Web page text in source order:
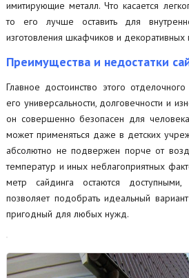
имитирующие металл. Что касается
то его лучше оставить для
изготовления шкафчиков и декоративных
Преимущества и недостатки
Главное достоинство этого
его универсальности, долговечности и
он совершенно безопасен для
может применяться даже в детских
абсолютно не подвержен порче от
температур и иных неблагоприятных
метр сайдинга остаются
позволяет подобрать идеальный
пригодный для любых нужд.